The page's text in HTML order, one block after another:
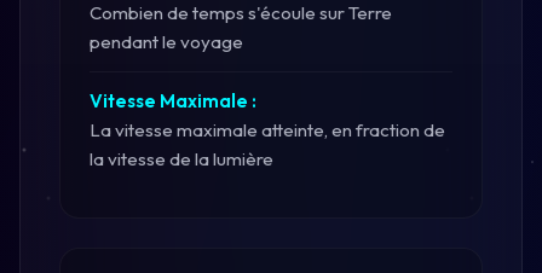
Combien de temps s'écoule sur Terre
pendant le voyage
Vitesse Maximale :
La vitesse maximale atteinte, en fraction de
la vitesse de la lumière